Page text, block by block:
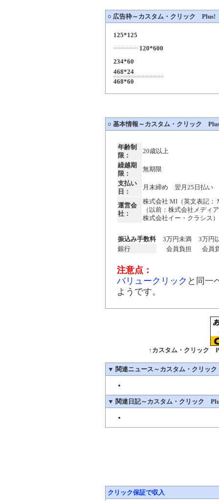
○ 広告枠～カスタム・クリック Plus!
125*125
234*60
120*600
468*24
468*60
○ 基本情報～カスタム・クリック
年齢制
限：
20歳以上
繰越期
限：
無期限
支払い
日：
月末締め 翌月25日払い
運営会
社：
株式会社 MI（英文表記：
（以前：株式会社メディ
株式会社イー・クラシス）
振込み手数料 3万円未満
3万円
銀行
会員負担 会員
注意点：
バリュークリック と同一
ようです。
↑カスタム・クリック
▼ 関連ニュース～カスタム・クリッ
▼ 関連日記～カスタム・クリック
クリック保証で収入